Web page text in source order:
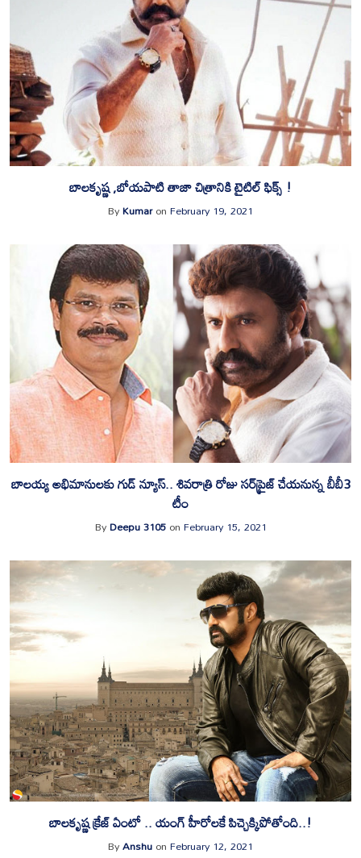
బాలకృష్ణ ,బోయపాటి తాజా చిత్రానికి టైటిల్ ఫిక్స్ !
ByKumaronFebruary 19, 2021
బాల‌య్య అభిమానుల‌కు గుడ్ న్యూస్.. శివ‌రాత్రి రోజు స‌ర్‌ప్రైజ్ చేయ‌నున్న బీబీ3
టీం
ByDeepu 3105onFebruary 15, 2021
బాలకృష్ణ క్రేజ్ ఏంటో .. యంగ్ హీరోలకే పిచ్చెక్కిపోతోంది..!
ByAnshuonFebruary 12, 2021